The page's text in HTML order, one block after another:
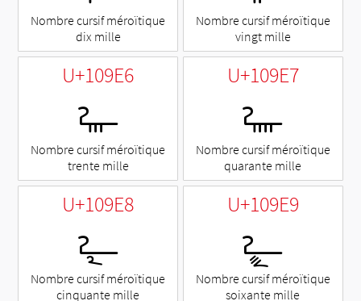
Nombre cursif méroïtique
dix mille
Nombre cursif méroïtique
vingt mille
U+109E6
𐧦
Nombre cursif méroïtique
trente mille
U+109E7
𐧧
Nombre cursif méroïtique
quarante mille
U+109E8
𐧨
Nombre cursif méroïtique
cinquante mille
U+109E9
𐧩
Nombre cursif méroïtique
soixante mille